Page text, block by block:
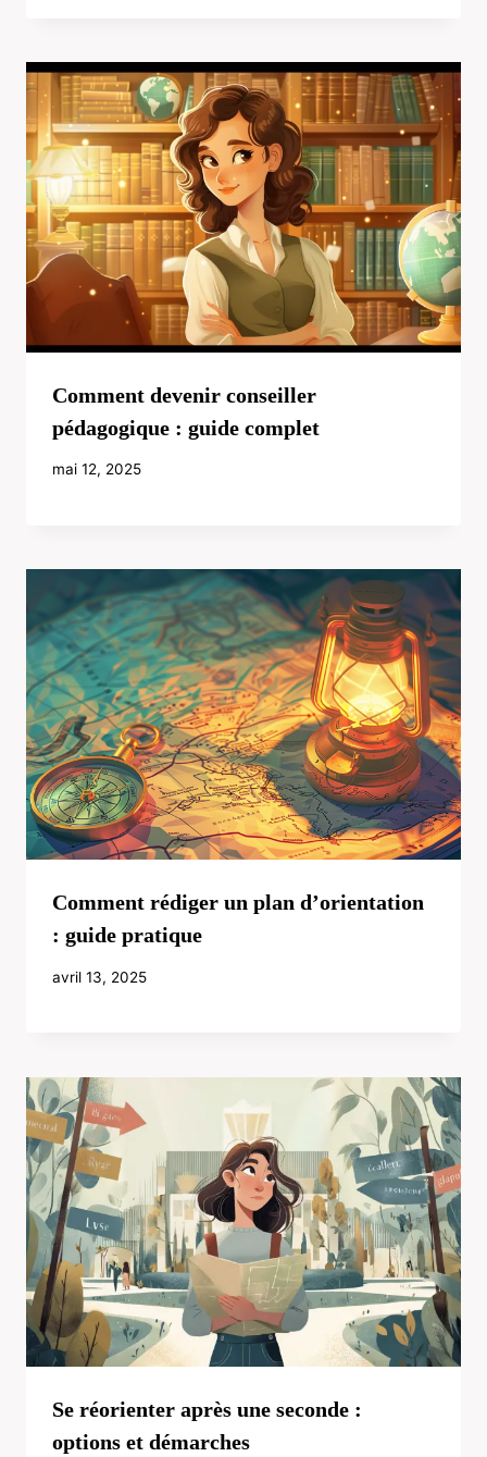
Comment devenir conseiller
pédagogique : guide complet
mai 12, 2025
Comment rédiger un plan d’orientation
: guide pratique
avril 13, 2025
Se réorienter après une seconde :
options et démarches